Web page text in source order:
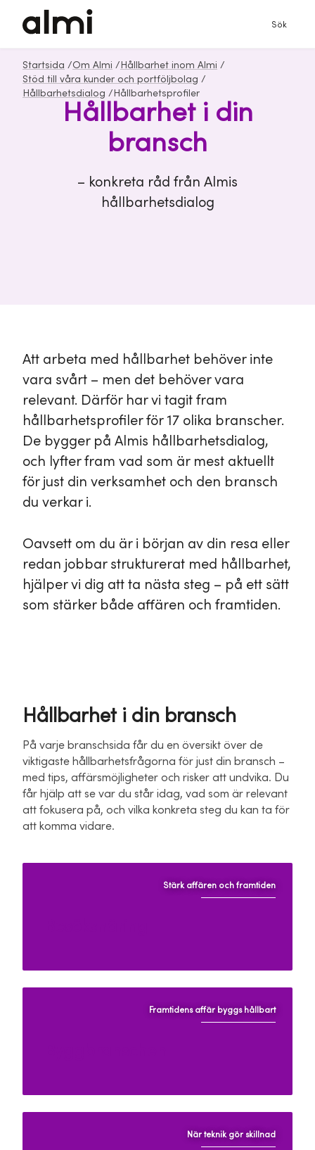
Sök
Startsida /Om Almi / Hållbarhet inom Almi /
Stöd till våra kunder och portföljbolag /
Hållbarhetsdialog / Hållbarhetsprofiler
Hållbarhet i din
bransch
– konkreta råd från Almis
hållbarhetsdialog
Att arbeta med hållbarhet behöver inte
vara svårt – men det behöver vara
relevant. Därför har vi tagit fram
hållbarhetsprofiler för 17 olika branscher.
De bygger på Almis hållbarhetsdialog,
och lyfter fram vad som är mest aktuellt
för just din verksamhet och den bransch
du verkar i.
Oavsett om du är i början av din resa eller
redan jobbar strukturerat med hållbarhet,
hjälper vi dig att ta nästa steg – på ett sätt
som stärker både affären och framtiden.
Hållbarhet i din bransch
På varje branschsida får du en översikt över de
viktigaste hållbarhetsfrågorna för just din bransch –
med tips, affärsmöjligheter och risker att undvika. Du
får hjälp att se var du står idag, vad som är relevant
att fokusera på, och vilka konkreta steg du kan ta för
att komma vidare.
Stärk affären och framtiden
Framtidens affär byggs hållbart
När teknik gör skillnad